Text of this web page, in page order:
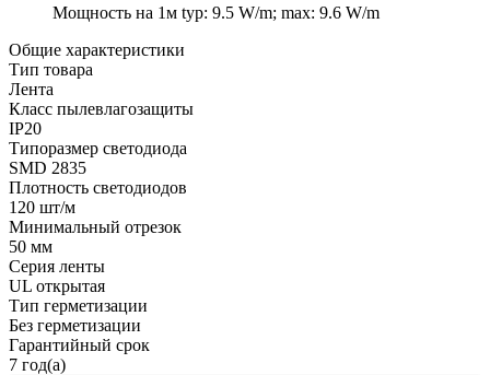
Мощность на 1м typ: 9.5 W/m; max: 9.6 W/m
Общие характеристики
Тип товара
Лента
Класс пылевлагозащиты
IP20
Типоразмер светодиода
SMD 2835
Плотность светодиодов
120 шт/м
Минимальный отрезок
50 мм
Серия ленты
UL открытая
Тип герметизации
Без герметизации
Гарантийный срок
7 год(а)